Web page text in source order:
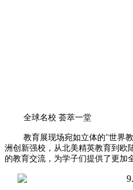
全球名校 荟萃一堂
教育展现场宛如立体的"世界
洲创新强校，从北美精英教育到欧
的教育交流，为学子们提供了更加